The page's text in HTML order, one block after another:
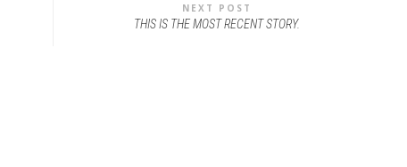
NEXT POST
THIS IS THE MOST RECENT STORY.